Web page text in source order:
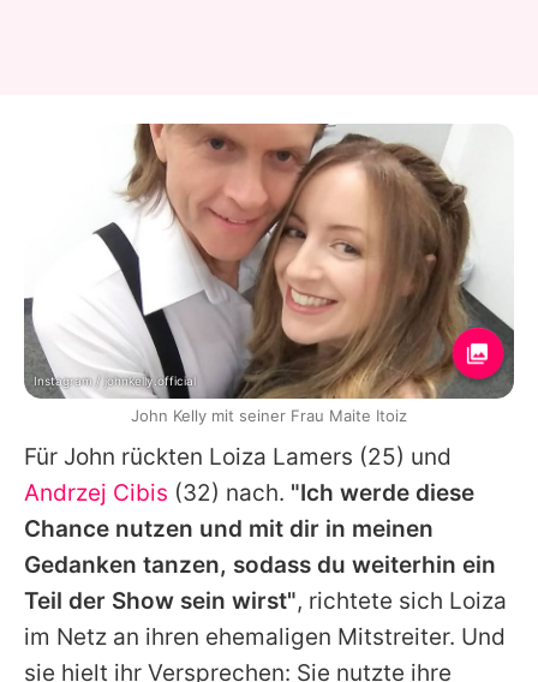
Für John rückten Loiza Lamers (25) und
Andrzej Cibis (32) nach. "Ich werde diese
Chance nutzen und mit dir in meinen
Gedanken tanzen, sodass du weiterhin ein
Teil der Show sein wirst", richtete sich Loiza
im Netz an ihren ehemaligen Mitstreiter. Und
sie hielt ihr Versprechen: Sie nutzte ihre
Instagram / johnkelly.official
John Kelly mit seiner Frau Maite Itoiz